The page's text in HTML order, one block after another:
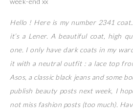
Hello ! Here is my number 2341
it’s a Lener. A beautiful coat, high
one. I only have dark coats in my
it with a neutral outfit : a lace top
Asos, a classic black jeans and some
publish beauty posts next week, I
not miss fashion posts (too much).